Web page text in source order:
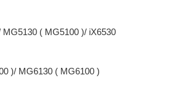
( MG5100 )/ iX6530
)/ MG6130 ( MG6100 )